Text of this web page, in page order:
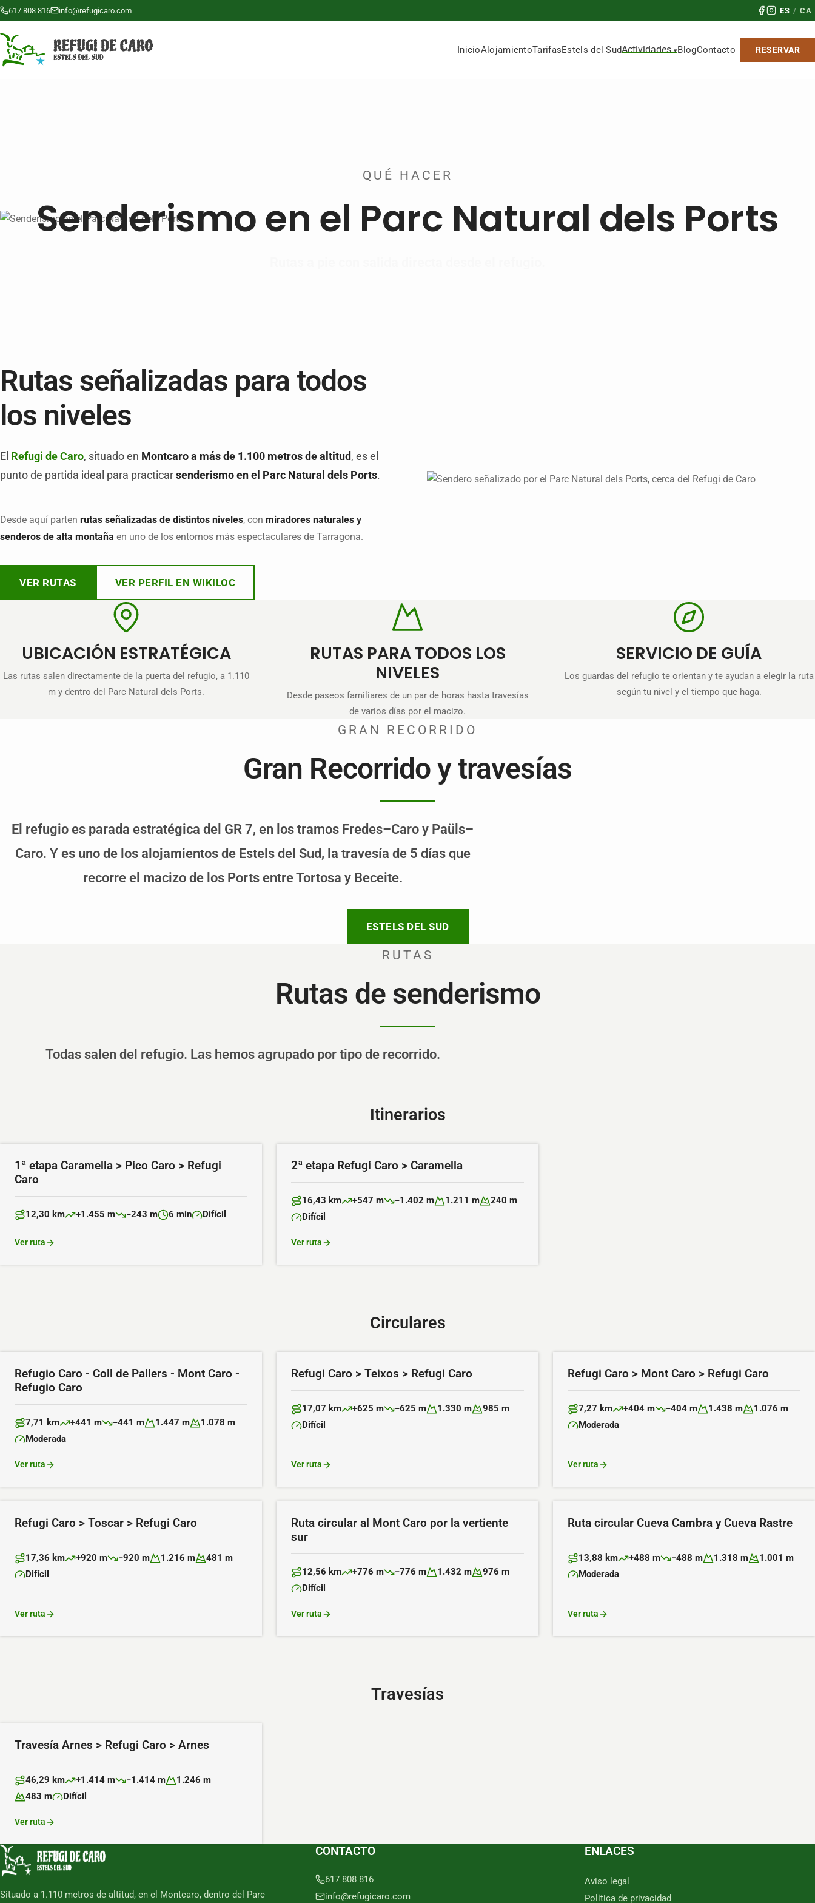
617 808 816 info@refugicaro.com ES / CA
InicioAlojamientoTarifasEstels del SudActividades BlogContacto RESERVAR
QUÉ HACER
Senderismo en el Parc Natural dels Ports
Rutas señalizadas para todos
los niveles
El Refugi de Caro, situado en Montcaro a más de 1.100 metros de altitud , es el
punto de partida ideal para practicar senderismo en el Parc Natural dels Ports.
Desde aquí parten rutas señalizadas de distintos niveles, con miradores naturales y
senderos de alta montaña en uno de los entornos más espectaculares de Tarragona.
VER RUTAS VER PERFIL EN WIKILOC
UBICACIÓN ESTRATÉGICA
Las rutas salen directamente de la puerta del refugio, a 1.110
m y dentro del Parc Natural dels Ports.
RUTAS PARA TODOS LOS
NIVELES
Desde paseos familiares de un par de horas hasta travesías
de varios días por el macizo.
SERVICIO DE GUÍA
Los guardas del refugio te orientan y te ayudan a elegir la ruta
según tu nivel y el tiempo que haga.
GRAN RECORRIDO
Gran Recorrido y travesías
El refugio es parada estratégica del GR 7, en los tramos Fredes–Caro y Paüls–
Caro. Y es uno de los alojamientos de Estels del Sud, la travesía de 5 días que
recorre el macizo de los Ports entre Tortosa y Beceite.
ESTELS DEL SUD
RUTAS
Rutas de senderismo
Todas salen del refugio. Las hemos agrupado por tipo de recorrido.
Itinerarios
1ª etapa Caramella > Pico Caro > Refugi
Caro
Distancia:
12,30 km
Desnivel positivo:
+1.455 m
Desnivel negativo:
−243 m
Duración:
6 min
Dificultad:
Difícil
Ver ruta
2ª etapa Refugi Caro > Caramella
Distancia:
16,43 km
Desnivel positivo:
+547 m
Desnivel negativo:
−1.402 m
Altitud máxima:
1.211 m
Altitud mínima:
240 m
Dificultad:
Difícil
Ver ruta
Circulares
Refugio Caro - Coll de Pallers - Mont Caro -
Refugio Caro
Distancia:
7,71 km
Desnivel positivo:
+441 m
Desnivel negativo:
−441 m
Altitud máxima:
1.447 m
Altitud mínima:
1.078 m
Dificultad:
Moderada
Ver ruta
Refugi Caro > Teixos > Refugi Caro
Distancia:
17,07 km
Desnivel positivo:
+625 m
Desnivel negativo:
−625 m
Altitud máxima:
1.330 m
Altitud mínima:
985 m
Dificultad:
Difícil
Ver ruta
Refugi Caro > Mont Caro > Refugi Caro
Distancia:
7,27 km
Desnivel positivo:
+404 m
Desnivel negativo:
−404 m
Altitud máxima:
1.438 m
Altitud mínima:
1.076 m
Dificultad:
Moderada
Ver ruta
Refugi Caro > Toscar > Refugi Caro
Distancia:
17,36 km
Desnivel positivo:
+920 m
Desnivel negativo:
−920 m
Altitud máxima:
1.216 m
Altitud mínima:
481 m
Dificultad:
Difícil
Ver ruta
Ruta circular al Mont Caro por la vertiente
sur
Distancia:
12,56 km
Desnivel positivo:
+776 m
Desnivel negativo:
−776 m
Altitud máxima:
1.432 m
Altitud mínima:
976 m
Dificultad:
Difícil
Ver ruta
Ruta circular Cueva Cambra y Cueva Rastre
Distancia:
13,88 km
Desnivel positivo:
+488 m
Desnivel negativo:
−488 m
Altitud máxima:
1.318 m
Altitud mínima:
1.001 m
Dificultad:
Moderada
Ver ruta
Travesías
Travesía Arnes > Refugi Caro > Arnes
Distancia:
46,29 km
Desnivel positivo:
+1.414 m
Desnivel negativo:
−1.414 m
Altitud máxima:
1.246 m
Altitud mínima:
483 m
Dificultad:
Difícil
Ver ruta
Situado a 1.110 metros de altitud, en el Montcaro, dentro del Parc
CONTACTO
617 808 816
info@refugicaro.com
ENLACES
Aviso legal
Política de privacidad